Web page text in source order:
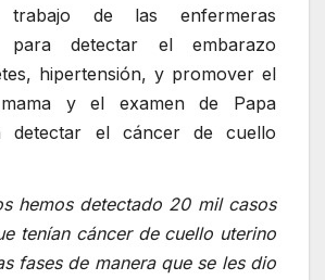
trabajo de las enfermeras
para detectar el embarazo
hipertensión, y promover el
y el examen de Papa
detectar el cáncer de cuello
hemos detectado 20 mil casos
tenían cáncer de cuello uterino
fases de manera que se les dio